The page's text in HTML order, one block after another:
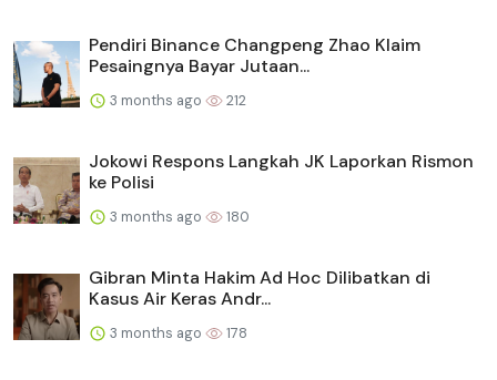
Pendiri Binance Changpeng Zhao Klaim
Pesaingnya Bayar Jutaan...
3 months ago 212
Jokowi Respons Langkah JK Laporkan Rismon
ke Polisi
3 months ago 180
Gibran Minta Hakim Ad Hoc Dilibatkan di
Kasus Air Keras Andr...
3 months ago 178